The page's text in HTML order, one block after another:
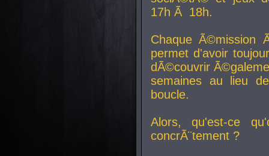
17h Ã 18h.
Chaque Ã©mission
permet d'avoir
dÃ©couvrir
semaines au lieu
boucle.
Alors, qu'est-ce
concrÃ¨tement ?